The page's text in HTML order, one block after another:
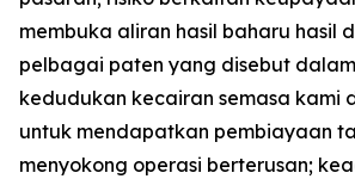
membuka aliran hasil baharu hasil
pelbagai paten yang disebut
kedudukan kecairan semasa kami
untuk mendapatkan pembiayaan
menyokong operasi berterusan;